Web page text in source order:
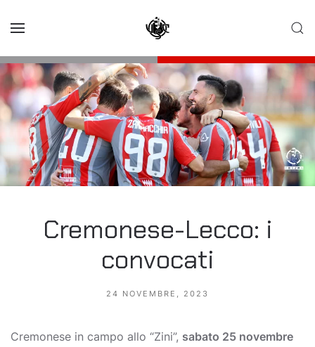
Cremonese-Lecco: i
convocati
24 NOVEMBRE, 2023
Cremonese in campo allo “Zini”, sabato 25 novembre